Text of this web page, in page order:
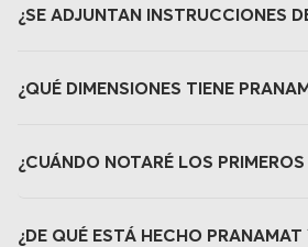
¿SE ADJUNTAN INSTRUCCIONES
¿QUÉ DIMENSIONES TIENE
¿CUÁNDO NOTARÉ LOS
¿DE QUÉ ESTÁ HECHO PRANAMAT